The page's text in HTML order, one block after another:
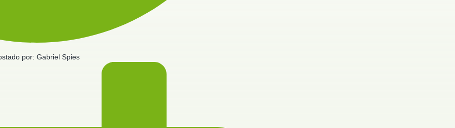
por: Gabriel Spies